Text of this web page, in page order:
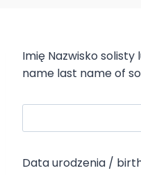
Imię Nazwisko
name last name of
Data urodzenia /